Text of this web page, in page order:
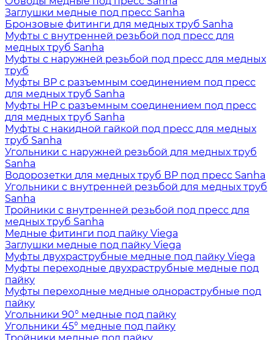
Заглушки медные под пресс Sanha
Бронзовые фитинги для медных труб Sanha
Муфты с внутренней резьбой под пресс для
медных труб Sanha
Муфты с наружней резьбой под пресс для медных
труб
Муфты ВР с разъемным соединением под пресс
для медных труб Sanha
Муфты НР с разъемным соединением под пресс
для медных труб Sanha
Муфты с накидной гайкой под пресс для медных
труб Sanha
Угольники с наружней резьбой для медных труб
Sanha
Водорозетки для медных труб ВР под пресс Sanha
Угольники с внутренней резьбой для медных труб
Sanha
Тройники с внутренней резьбой под пресс для
медных труб Sanha
Медные фитинги под пайку Viega
Заглушки медные под пайку Viega
Муфты двухраструбные медные под пайку Viega
Муфты переходные двухраструбные медные под
пайку
Муфты переходные медные однораструбные под
пайку
Угольники 90° медные под пайку
Угольники 45° медные под пайку